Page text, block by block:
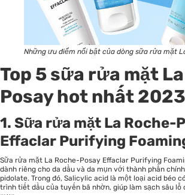
Những ưu điểm nổi bật của dòng sữa rửa mặt
Top 5 sữa rửa mặt
Posay hot nhất 2023
1. Sữa rửa mặt La Roche-
Effaclar Purifying
Sữa rửa mặt La Roche-Posay Effaclar Purifying
dành riêng cho da dầu và da mụn với thành phần
pidolate. Trong đó, Salicylic acid là một loại acid béo
trình tiết dầu của tuyến bã nhờn, giúp làm sạch sâu lỗ